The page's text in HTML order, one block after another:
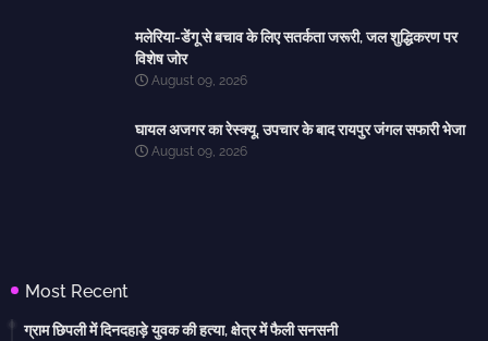
मलेरिया-डेंगू से बचाव के लिए सतर्कता जरूरी, जल शुद्धिकरण पर
विशेष जोर
August 09, 2026
घायल अजगर का रेस्क्यू, उपचार के बाद रायपुर जंगल सफारी भेजा
August 09, 2026
Most Recent
ग्राम छिपली में दिनदहाड़े युवक की हत्या, क्षेत्र में फैली सनसनी